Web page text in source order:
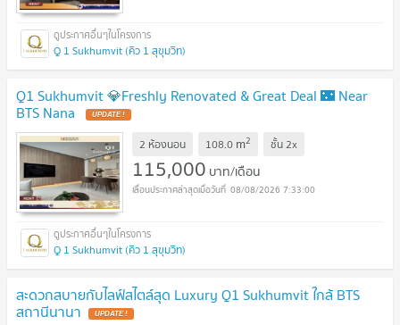
Q 1 Sukhumvit (คิว 1 สุขุมวิท)
Q1 Sukhumvit 💎Freshly Renovated & Great Deal 🌃 Near
BTS Nana
2 ห้องนอน 108.0 m2 ชั้น2x
115,000 บาท/เดือน
08/08/2026 7:33:00
Q 1 Sukhumvit (คิว 1 สุขุมวิท)
สะดวกสบายกับไลฟ์สไตล์สุด Luxury Q1 Sukhumvit ใกล้ BTS
สถานีนานา